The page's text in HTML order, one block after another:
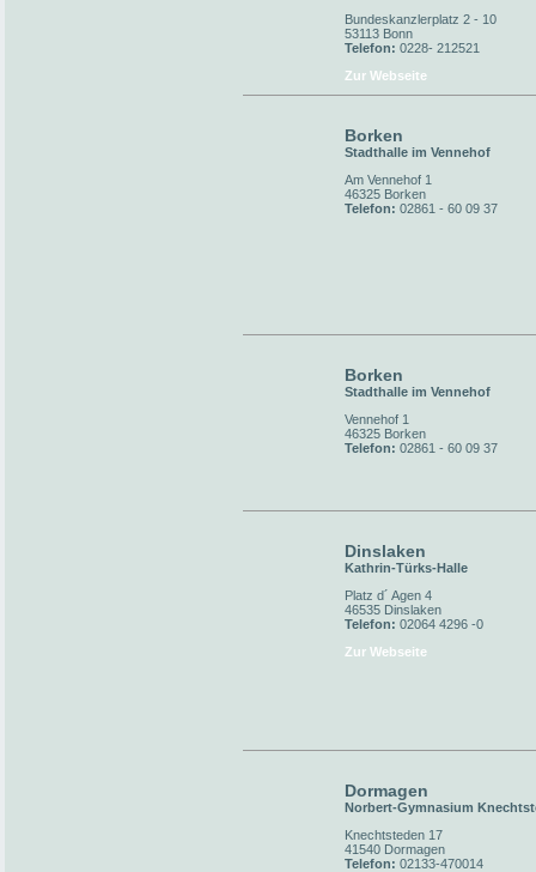
Bundeskanzlerplatz 2 - 10
53113 Bonn
Telefon: 0228- 212521
Zur Webseite
Borken
Stadthalle im Vennehof
Am Vennehof 1
46325 Borken
Telefon: 02861 - 60 09 37
Borken
Stadthalle im Vennehof
Vennehof 1
46325 Borken
Telefon: 02861 - 60 09 37
Dinslaken
Kathrin-Türks-Halle
Platz d´ Agen 4
46535 Dinslaken
Telefon: 02064 4296 -0
Zur Webseite
Dormagen
Norbert-Gymnasium
Knechtsteden 17
41540 Dormagen
Telefon: 02133-470014